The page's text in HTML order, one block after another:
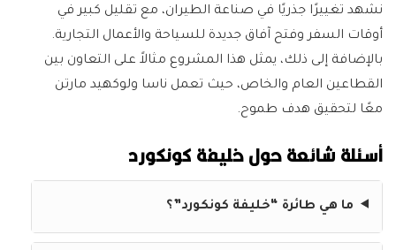
نشهد تغييرًا جذريًا في صناعة الطيران، مع تقليل كبير في
أوقات السفر وفتح آفاق جديدة للسياحة والأعمال التجارية.
بالإضافة إلى ذلك، يمثل هذا المشروع مثالاً على التعاون بين
القطاعين العام والخاص، حيث تعمل ناسا ولوكهيد مارتن
معًا لتحقيق هدف طموح.
أسئلة شائعة حول خليفة كونكورد
ما هي طائرة “خليفة كونكورد”؟